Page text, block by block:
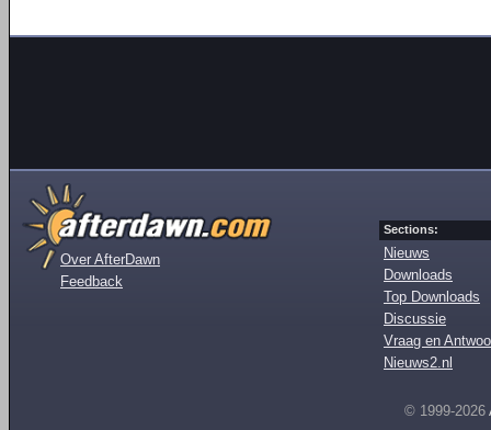
Over AfterDawn
Feedback
Sections:
Nieuws
Downloads
Top Downloads
Discussie
Vraag en
Nieuws2.nl
© 1999-2026